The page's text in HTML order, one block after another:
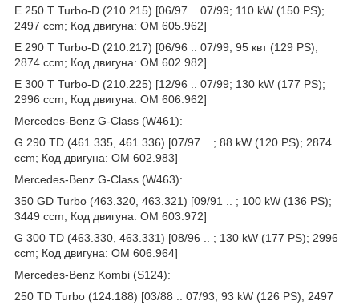
E 250 T Turbo-D (210.215) [06/97 .. 07/99; 110 kW (150 PS);
2497 ccm; Код двигуна: OM 605.962]
E 290 T Turbo-D (210.217) [06/96 .. 07/99; 95 квт (129 PS);
2874 ccm; Код двигуна: OM 602.982]
E 300 T Turbo-D (210.225) [12/96 .. 07/99; 130 kW (177 PS);
2996 ccm; Код двигуна: OM 606.962]
Mercedes-Benz G-Class (W461):
G 290 TD (461.335, 461.336) [07/97 .. ; 88 kW (120 PS); 2874
ccm; Код двигуна: OM 602.983]
Mercedes-Benz G-Class (W463):
350 GD Turbo (463.320, 463.321) [09/91 .. ; 100 kW (136 PS);
3449 ccm; Код двигуна: OM 603.972]
G 300 TD (463.330, 463.331) [08/96 .. ; 130 kW (177 PS); 2996
ccm; Код двигуна: OM 606.964]
Mercedes-Benz Kombi (S124):
250 TD Turbo (124.188) [03/88 .. 07/93; 93 kW (126 PS); 2497